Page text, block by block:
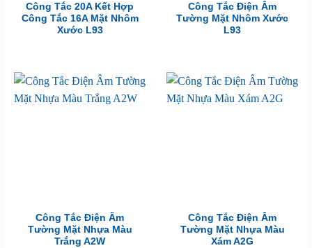
Công Tắc 20A Kết Hợp
Công Tắc 16A Mặt Nhôm
Xước L93
Công Tắc Điện Âm
Tường Mặt Nhôm Xước
L93
Công Tắc Điện Âm
Tường Mặt Nhựa Màu
Trắng A2W
Công Tắc Điện Âm
Tường Mặt Nhựa Màu
Xám A2G